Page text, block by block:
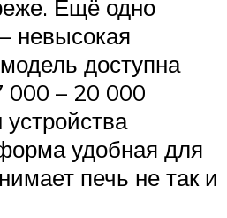
Ещё одно
невысокая
доступна
000 – 20 000
удобная для
печь не так и